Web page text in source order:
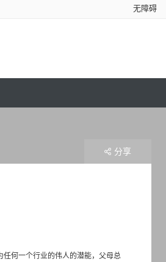
无障碍
何一个行业的伟人的潜能，父母总
分享